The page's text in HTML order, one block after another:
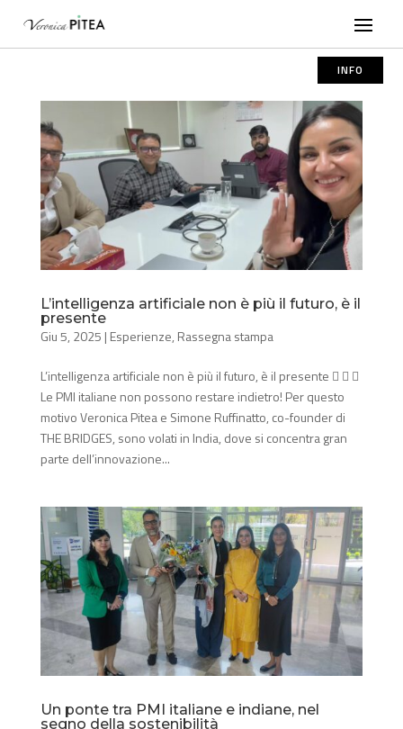
INFO
L’intelligenza artificiale non è più il futuro, è il
presente
Giu 5, 2025 | Esperienze, Rassegna stampa
L’intelligenza artificiale non è più il futuro, è il presente   
Le PMI italiane non possono restare indietro! Per questo
motivo Veronica Pitea e Simone Ruffinatto, co-founder di
THE BRIDGES, sono volati in India, dove si concentra gran
parte dell’innovazione...
Un ponte tra PMI italiane e indiane, nel
segno della sostenibilità